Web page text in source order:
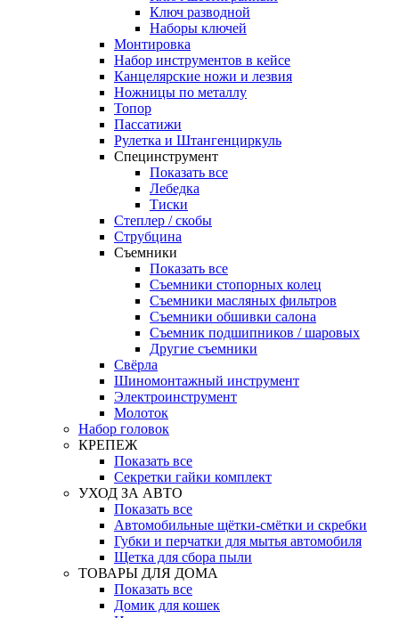
Ключ разводной
Наборы ключей
Монтировка
Набор инструментов в кейсе
Канцелярские ножи и лезвия
Ножницы по металлу
Топор
Пассатижи
Рулетка и Штангенциркуль
Специнструмент
Показать все
Лебедка
Тиски
Степлер / скобы
Струбцина
Съемники
Показать все
Съемники стопорных колец
Съемники масляных фильтров
Съемники обшивки салона
Съемник подшипников / шаровых
Другие съемники
Свёрла
Шиномонтажный инструмент
Электроинструмент
Молоток
Набор головок
КРЕПЕЖ
Показать все
Секретки гайки комплект
УХОД ЗА АВТО
Показать все
Автомобильные щётки-смётки и скребки
Губки и перчатки для мытья автомобиля
Щетка для сбора пыли
ТОВАРЫ ДЛЯ ДОМА
Показать все
Домик для кошек